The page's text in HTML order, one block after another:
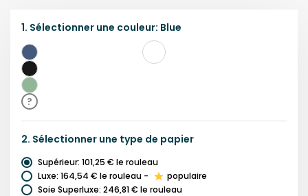
1. Sélectionner une couleur: Blue
Bleu
Noir
Vert
?
2. Sélectionner une type de papier
Supérieur: 101,25 € le rouleau
Luxe: 164,54 € le rouleau -
populaire
Soie Superluxe: 246,81 € le rouleau